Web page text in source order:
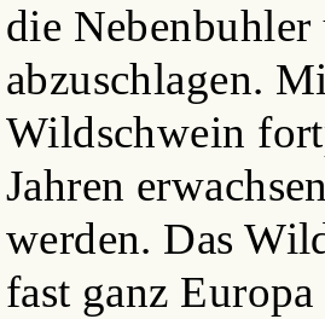
die
abzuschlagen.
Wildschwein
Jahren
werden. Das
fast ganz